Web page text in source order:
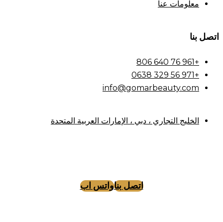
معلومات عنا
اتصل بنا
+961 76 640 806
+971 56 329 0638
info@gomarbeauty.com
الخليج التجاري ، دبي ، الإمارات العربية المتحدة
اتصل بناواتس اب